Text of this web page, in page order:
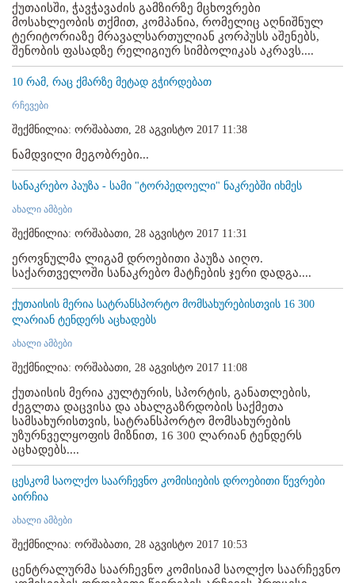
ქუთაისში, ჭავჭავაძის გამზირზე მცხოვრები
მოსახლეობის თქმით, კომპანია, რომელიც აღნიშნულ
ტერიტორიაზე მრავალსართულიან კორპუსს აშენებს,
შენობის ფასადზე რელიგიურ სიმბოლიკას აკრავს....
10 რამ, რაც ქმარზე მეტად გჭირდებათ
რჩევები
შექმნილია: ორშაბათი, 28 აგვისტო 2017 11:38
ნამდვილი მეგობრები...
სანაკრებო პაუზა - სამი "ტორპედოელი" ნაკრებში იხმეს
ახალი ამბები
შექმნილია: ორშაბათი, 28 აგვისტო 2017 11:31
ეროვნულმა ლიგამ დროებითი პაუზა აიღო.
საქართველოში სანაკრებო მატჩების ჯერი დადგა....
ქუთაისის მერია სატრანსპორტო მომსახურებისთვის 16 300
ლარიან ტენდერს აცხადებს
ახალი ამბები
შექმნილია: ორშაბათი, 28 აგვისტო 2017 11:08
ქუთაისის მერია კულტურის, სპორტის, განათლების,
ძეგლთა დაცვისა და ახალგაზრდობის საქმეთა
სამსახურისთვის, სატრანსპორტო მომსახურების
უზურნველყოფის მიზნით, 16 300 ლარიან ტენდერს
აცხადებს....
ცესკომ საოლქო საარჩევნო კომისიების დროებითი წევრები
აირჩია
ახალი ამბები
შექმნილია: ორშაბათი, 28 აგვისტო 2017 10:53
ცენტრალურმა საარჩევნო კომისიამ საოლქო საარჩევნო